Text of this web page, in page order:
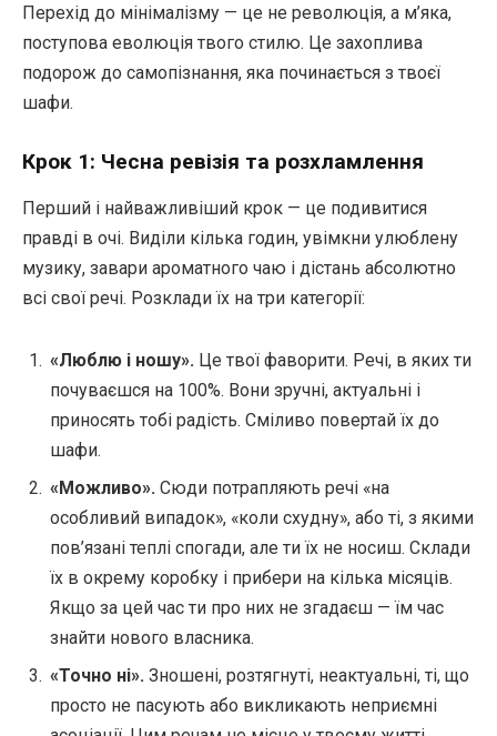
Перехід до мінімалізму — це не революція, а м’яка,
поступова еволюція твого стилю. Це захоплива
подорож до самопізнання, яка починається з твоєї
шафи.
Крок 1: Чесна ревізія та розхламлення
Перший і найважливіший крок — це подивитися
правді в очі. Виділи кілька годин, увімкни улюблену
музику, завари ароматного чаю і дістань абсолютно
всі свої речі. Розклади їх на три категорії:
«Люблю і ношу». Це твої фаворити. Речі, в яких ти
почуваєшся на 100%. Вони зручні, актуальні і
приносять тобі радість. Сміливо повертай їх до
шафи.
«Можливо». Сюди потрапляють речі «на
особливий випадок», «коли схудну», або ті, з якими
пов’язані теплі спогади, але ти їх не носиш. Склади
їх в окрему коробку і прибери на кілька місяців.
Якщо за цей час ти про них не згадаєш — їм час
знайти нового власника.
«Точно ні». Зношені, розтягнуті, неактуальні, ті, що
просто не пасують або викликають неприємні